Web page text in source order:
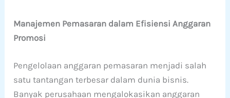
Manajemen Pemasaran dalam Efisiensi Anggaran
Promosi
Pengelolaan anggaran pemasaran menjadi salah
satu tantangan terbesar dalam dunia bisnis.
Banyak perusahaan mengalokasikan anggaran